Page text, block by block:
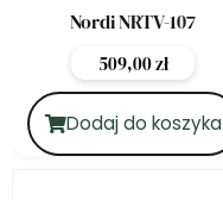
Nordi NRTV-107
509,00zł
Dodaj do koszyka